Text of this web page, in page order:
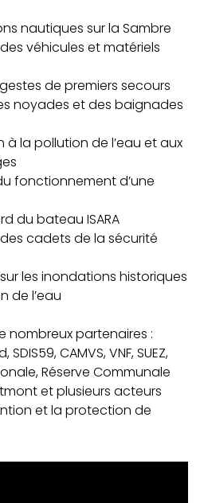
nautiques sur la Sambre
véhicules et matériels
de premiers secours
noyades et des baignades
à la pollution de l’eau et aux
fonctionnement d’une
du bateau ISARA
cadets de la sécurité
les inondations historiques
de l’eau
nombreux partenaires :
CAMVS, VNF, SUEZ,
Réserve Communale
et plusieurs acteurs
et la protection de